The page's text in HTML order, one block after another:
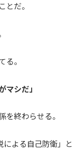
だ。
。
マシだ」
終わらせる。
よる自己防衛」と